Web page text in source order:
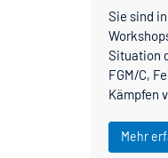
Sie sind
Situation
FGM/C,
Kämpfen
Mehr